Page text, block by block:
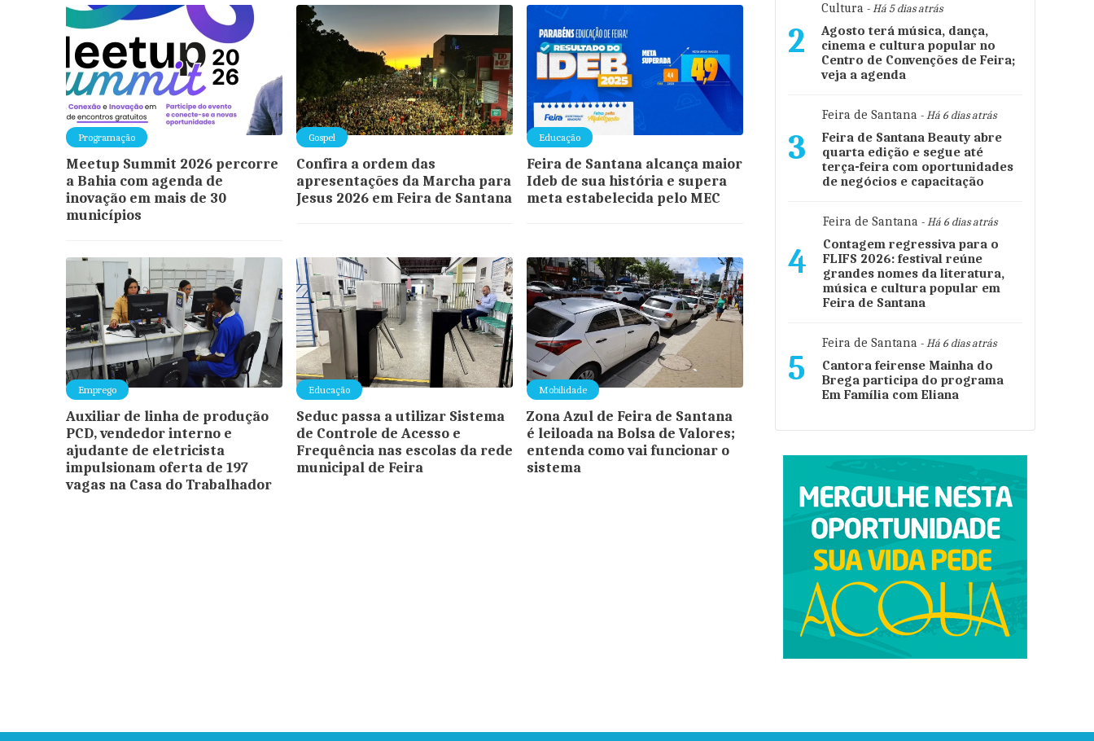
Programação
Meetup Summit 2026 percorre
a Bahia com agenda de
inovação em mais de 30
municípios
Gospel
Confira a ordem das
apresentações da Marcha para
Jesus 2026 em Feira de Santana
Educação
Feira de Santana alcança maior
Ideb de sua história e supera
meta estabelecida pelo MEC
Emprego
Auxiliar de linha de produção
PCD, vendedor interno e
ajudante de eletricista
impulsionam oferta de 197
vagas na Casa do Trabalhador
Educação
Seduc passa a utilizar Sistema
de Controle de Acesso e
Frequência nas escolas da rede
municipal de Feira
Mobilidade
Zona Azul de Feira de Santana
é leiloada na Bolsa de Valores;
entenda como vai funcionar o
sistema
2
Cultura - Há 5 dias atrás
Agosto terá música, dança,
cinema e cultura popular no
Centro de Convenções de Feira;
veja a agenda
3
Feira de Santana - Há 6 dias atrás
Feira de Santana Beauty abre
quarta edição e segue até
terça-feira com oportunidades
de negócios e capacitação
4
Feira de Santana - Há 6 dias atrás
Contagem regressiva para o
FLIFS 2026: festival reúne
grandes nomes da literatura,
música e cultura popular em
Feira de Santana
5
Feira de Santana - Há 6 dias atrás
Cantora feirense Mainha do
Brega participa do programa
Em Família com Eliana